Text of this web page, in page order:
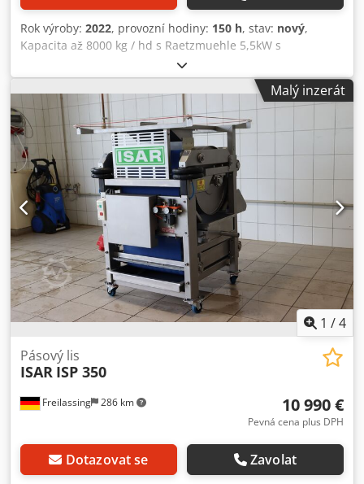
Rok výroby: 2022, provozní hodiny: 150 h, stav: nový,
Kapacita až 8000 kg / hd s Raetzmuehle 5,5kW s
nakloněným rychlostí dopravního pásu (plastový řetěz)
plynule proměnlivá Výkonné dmychadlo Cirkulační
čerpadlo na čištění vody Cedpfxs Hnafj Al NsrfMalý inzerát
1 /4
Freilassing 286 km
Pásový lis
ISAR ISP 350
10 990 €
Pevná cena plus DPH
Dotazovat se Zavolat